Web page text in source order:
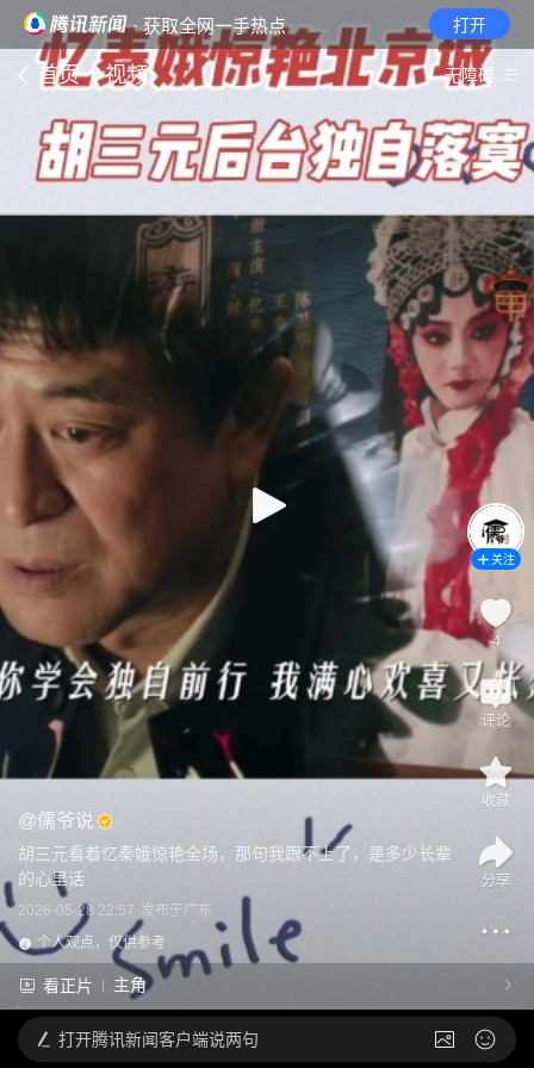
· 获取全网一手热点 打开
首页 视频 无障碍
@儒爷说
胡三元看着忆秦娥惊艳全场，那句我跟不上了，是多少长辈
的心里话
2026-05-28 22:57 发布于 广东
个人观点，仅供参考
看正片 主角
关注
4
评论
收藏
分享
打开腾讯新闻客户端说两句